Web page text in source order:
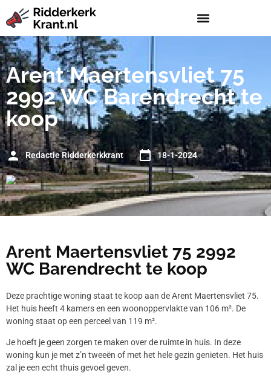
Arent Maertensvliet 75
2992 WC Barendrecht te
koop
Redactie Ridderkerkkrant 18-1-2024
Arent Maertensvliet 75 2992
WC Barendrecht te koop
Deze prachtige woning staat te koop aan de Arent Maertensvliet 75.
Het huis heeft 4 kamers en een woonoppervlakte van 106 m². De
woning staat op een perceel van 119 m².
Je hoeft je geen zorgen te maken over de ruimte in huis. In deze
woning kun je met z’n tweeën of met het hele gezin genieten. Het huis
zal je een echt thuis gevoel geven.